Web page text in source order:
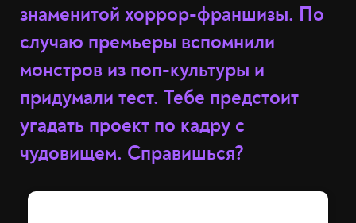
знаменитой хоррор-франшизы. По
случаю премьеры вспомнили
монстров из поп-культуры и
придумали тест. Тебе предстоит
угадать проект по кадру с
чудовищем. Справишься?